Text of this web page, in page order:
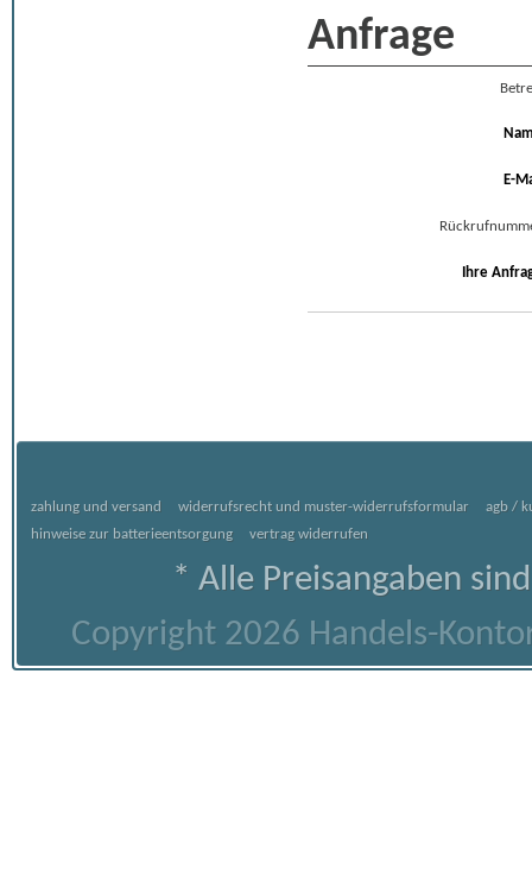
Anfrage
E-
Ihre
zahlung und versand widerrufsrecht und muster-widerrufsformular
agb /
hinweise zur batterieentsorgung
vertrag widerrufen
* Alle Preisangaben
Copyright 2026 Handels-